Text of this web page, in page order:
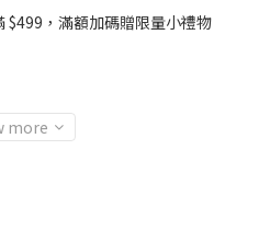
$499，滿額加碼贈限量小禮物
more